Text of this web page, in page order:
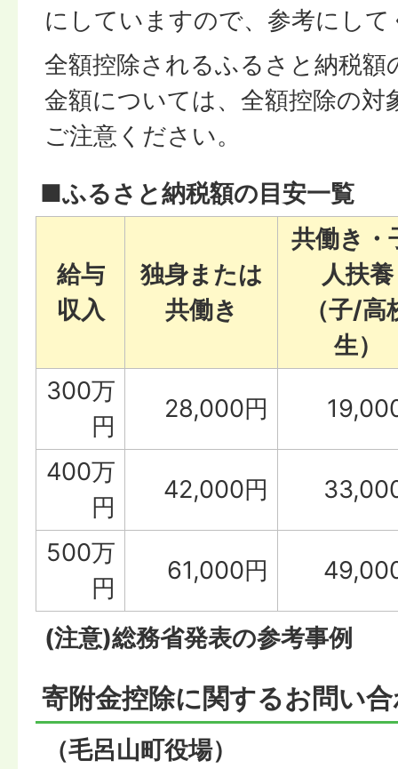
にしていますので、参考にし
全額控除されるふるさと納税額
金額については、全額控除の
ご注意ください。
■ふるさと納税額の目安一覧
給与
収入
独身または
共働き
共働き・
人扶養
（子/高
生）
300万
円
28,000円
400万
円
42,000円
500万
円
61,000円
(注意)総務省発表の参考事例
寄附金控除に関するお問い
（毛呂山町役場）